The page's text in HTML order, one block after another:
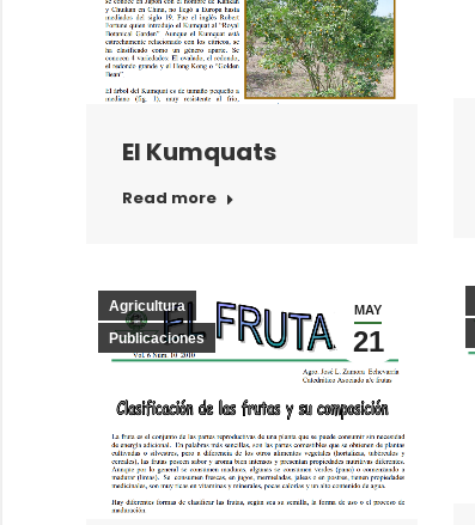
El Kumquats
Read more
MAY
21
Agricultura
Publicaciones